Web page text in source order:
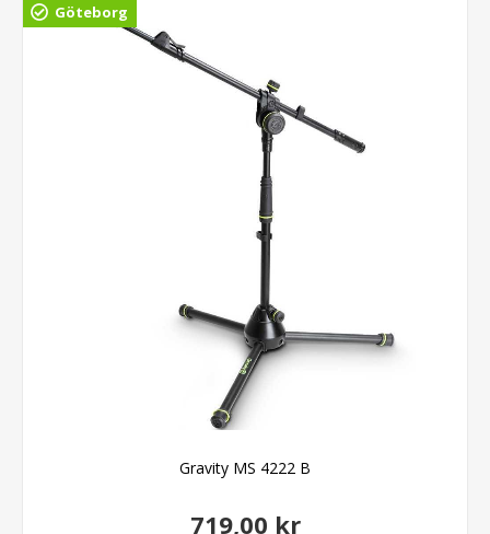
Göteborg
Gravity MS 4222 B
719,00 kr